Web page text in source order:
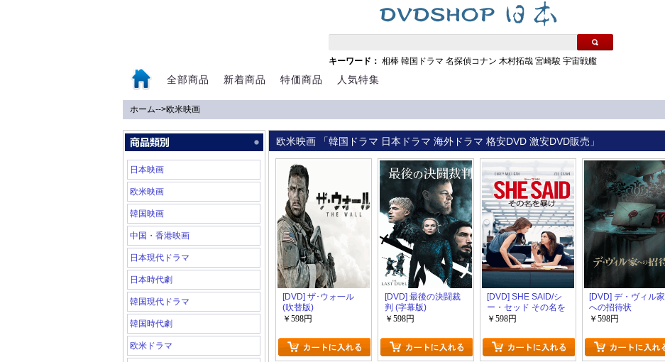
キーワード： 相棒 韓国ドラマ 名探偵コナン 木村拓哉 宮崎駿 宇宙戦艦
全部商品 新着商品 特価商品 人気特集
ホーム-->欧米映画
日本映画
欧米映画
韓国映画
中国・香港映画
日本現代ドラマ
日本時代劇
韓国現代ドラマ
韓国時代劇
欧米ドラマ
欧米映画 「韓国ドラマ 日本ドラマ 海外ドラマ 格安DVD 激安DVD販売」
[DVD] ザ･ウォ一ル
(吹替版)
￥598円
[DVD] 最後の決闘裁
判 (字幕版)
￥598円
[DVD] SHE SAID/シ
ー・セッド その名を
暴け
￥598円
[DVD] デ・ヴィル家
への招待状
￥598円
0